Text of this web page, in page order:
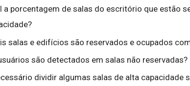
a porcentagem de salas do escritório que estão
salas e edifícios são reservados e ocupados
são detectados em salas não reservadas?
dividir algumas salas de alta capacidade